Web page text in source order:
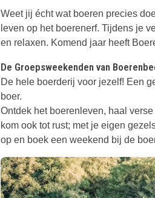
Weet jij écht wat boeren precies
leven op het boerenerf. Tijdens je
en relaxen. Komend jaar heeft
De Groepsweekenden van
De hele boerderij voor jezelf! Een
boer.
Ontdek het boerenleven, haal
kom ook tot rust; met je eigen
op en boek een weekend bij de